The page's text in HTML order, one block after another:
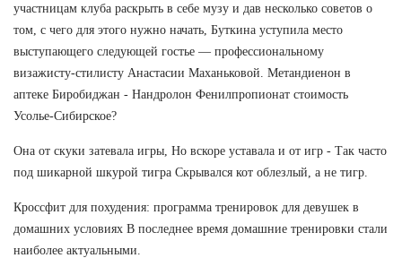
участницам клуба раскрыть в себе музу и дав несколько советов о
том, с чего для этого нужно начать, Буткина уступила место
выступающего следующей гостье — профессиональному
визажисту-стилисту Анастасии Маханьковой. Метандиенон в
аптеке Биробиджан - Нандролон Фенилпропионат стоимость
Усолье-Сибирское?
Она от скуки затевала игры, Но вскоре уставала и от игр - Так часто
под шикарной шкурой тигра Скрывался кот облезлый, а не тигр.
Кроссфит для похудения: программа тренировок для девушек в
домашних условиях В последнее время домашние тренировки стали
наиболее актуальными.